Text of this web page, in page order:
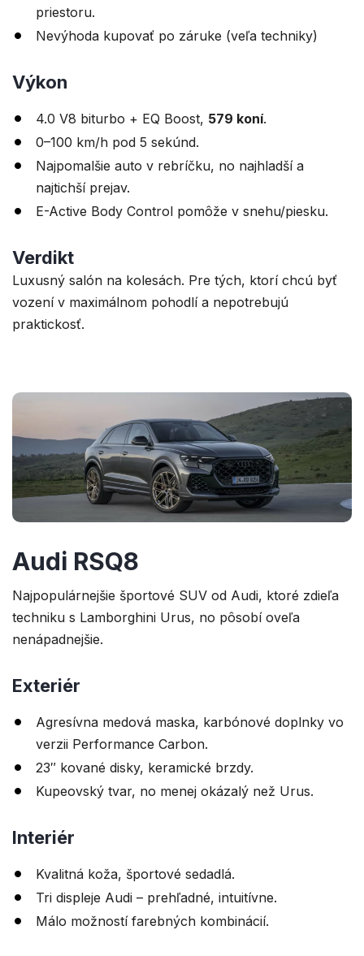
priestoru.
Nevýhoda kupovať po záruke (veľa techniky)
Výkon
4.0 V8 biturbo + EQ Boost, 579 koní.
0–100 km/h pod 5 sekúnd.
Najpomalšie auto v rebríčku, no najhladší a
najtichší prejav.
E-Active Body Control pomôže v snehu/piesku.
Verdikt
Luxusný salón na kolesách. Pre tých, ktorí chcú byť
vození v maximálnom pohodlí a nepotrebujú
praktickosť.
Audi RSQ8
Najpopulárnejšie športové SUV od Audi, ktoré zdieľa
techniku s Lamborghini Urus, no pôsobí oveľa
nenápadnejšie.
Exteriér
Agresívna medová maska, karbónové doplnky vo
verzii Performance Carbon.
23″ kované disky, keramické brzdy.
Kupeovský tvar, no menej okázalý než Urus.
Interiér
Kvalitná koža, športové sedadlá.
Tri displeje Audi – prehľadné, intuitívne.
Málo možností farebných kombinácií.